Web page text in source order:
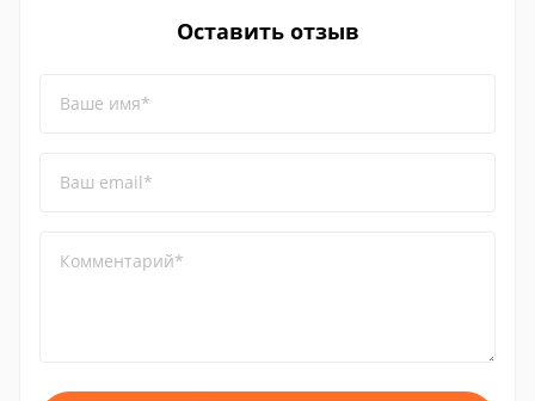
Оставить отзыв
Ваше имя*
Ваш email*
Комментарий*